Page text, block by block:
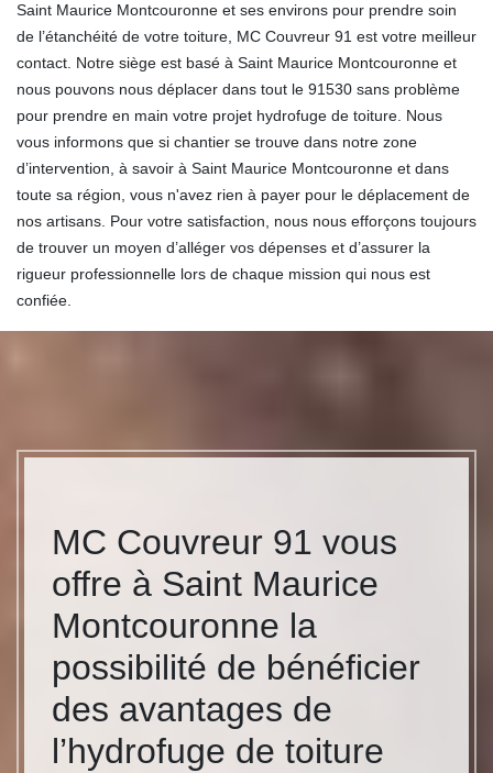
Saint Maurice Montcouronne et ses environs pour prendre soin
de l’étanchéité de votre toiture, MC Couvreur 91 est votre meilleur
contact. Notre siège est basé à Saint Maurice Montcouronne et
nous pouvons nous déplacer dans tout le 91530 sans problème
pour prendre en main votre projet hydrofuge de toiture. Nous
vous informons que si chantier se trouve dans notre zone
d’intervention, à savoir à Saint Maurice Montcouronne et dans
toute sa région, vous n'avez rien à payer pour le déplacement de
nos artisans. Pour votre satisfaction, nous nous efforçons toujours
de trouver un moyen d’alléger vos dépenses et d’assurer la
rigueur professionnelle lors de chaque mission qui nous est
confiée.
MC Couvreur 91 vous
offre à Saint Maurice
Montcouronne la
possibilité de bénéficier
des avantages de
l’hydrofuge de toiture